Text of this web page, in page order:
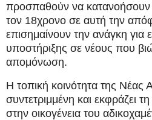
προσπαθούν να κατανοήσουν
τον 18χρονο σε αυτή την
επισημαίνουν την ανάγκη για
υποστήριξης σε νέους που
απομόνωση.
Η τοπική κοινότητα της Νέας
συντετριμμένη και εκφράζει
στην οικογένεια του